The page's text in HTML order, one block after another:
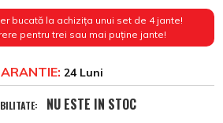
bucată la achizița unui set de 4 jante!
pentru trei sau mai puține jante!
24 Luni
NU ESTE IN STOC